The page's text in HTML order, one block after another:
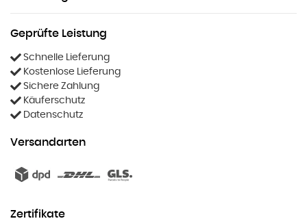
Geprüfte Leistung
Schnelle Lieferung
Kostenlose Lieferung
Sichere Zahlung
Käuferschutz
Datenschutz
Versandarten
Zertifikate